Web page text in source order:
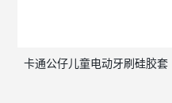
卡通公仔儿童电动牙刷硅胶套